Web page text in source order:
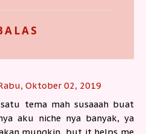
Oktober 02, 2019
tema mah susaaah buat
aku niche nya banyak, ya